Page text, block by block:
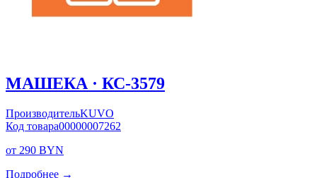
МАШЕКА · КС-3579
ПроизводительKUVO
Код товара00000007262
от 290 BYN
Подробнее →